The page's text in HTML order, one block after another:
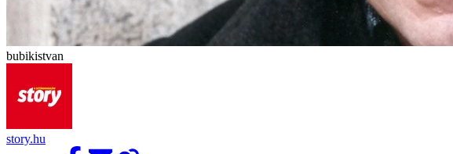
bubikistvan
story.hu